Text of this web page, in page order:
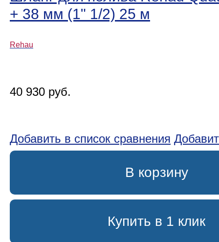
+ 38 мм (1ʺ 1/2) 25 м
Rehau
40 930 руб.
Добавить в список сравнения
В корзину
Купить в 1 клик